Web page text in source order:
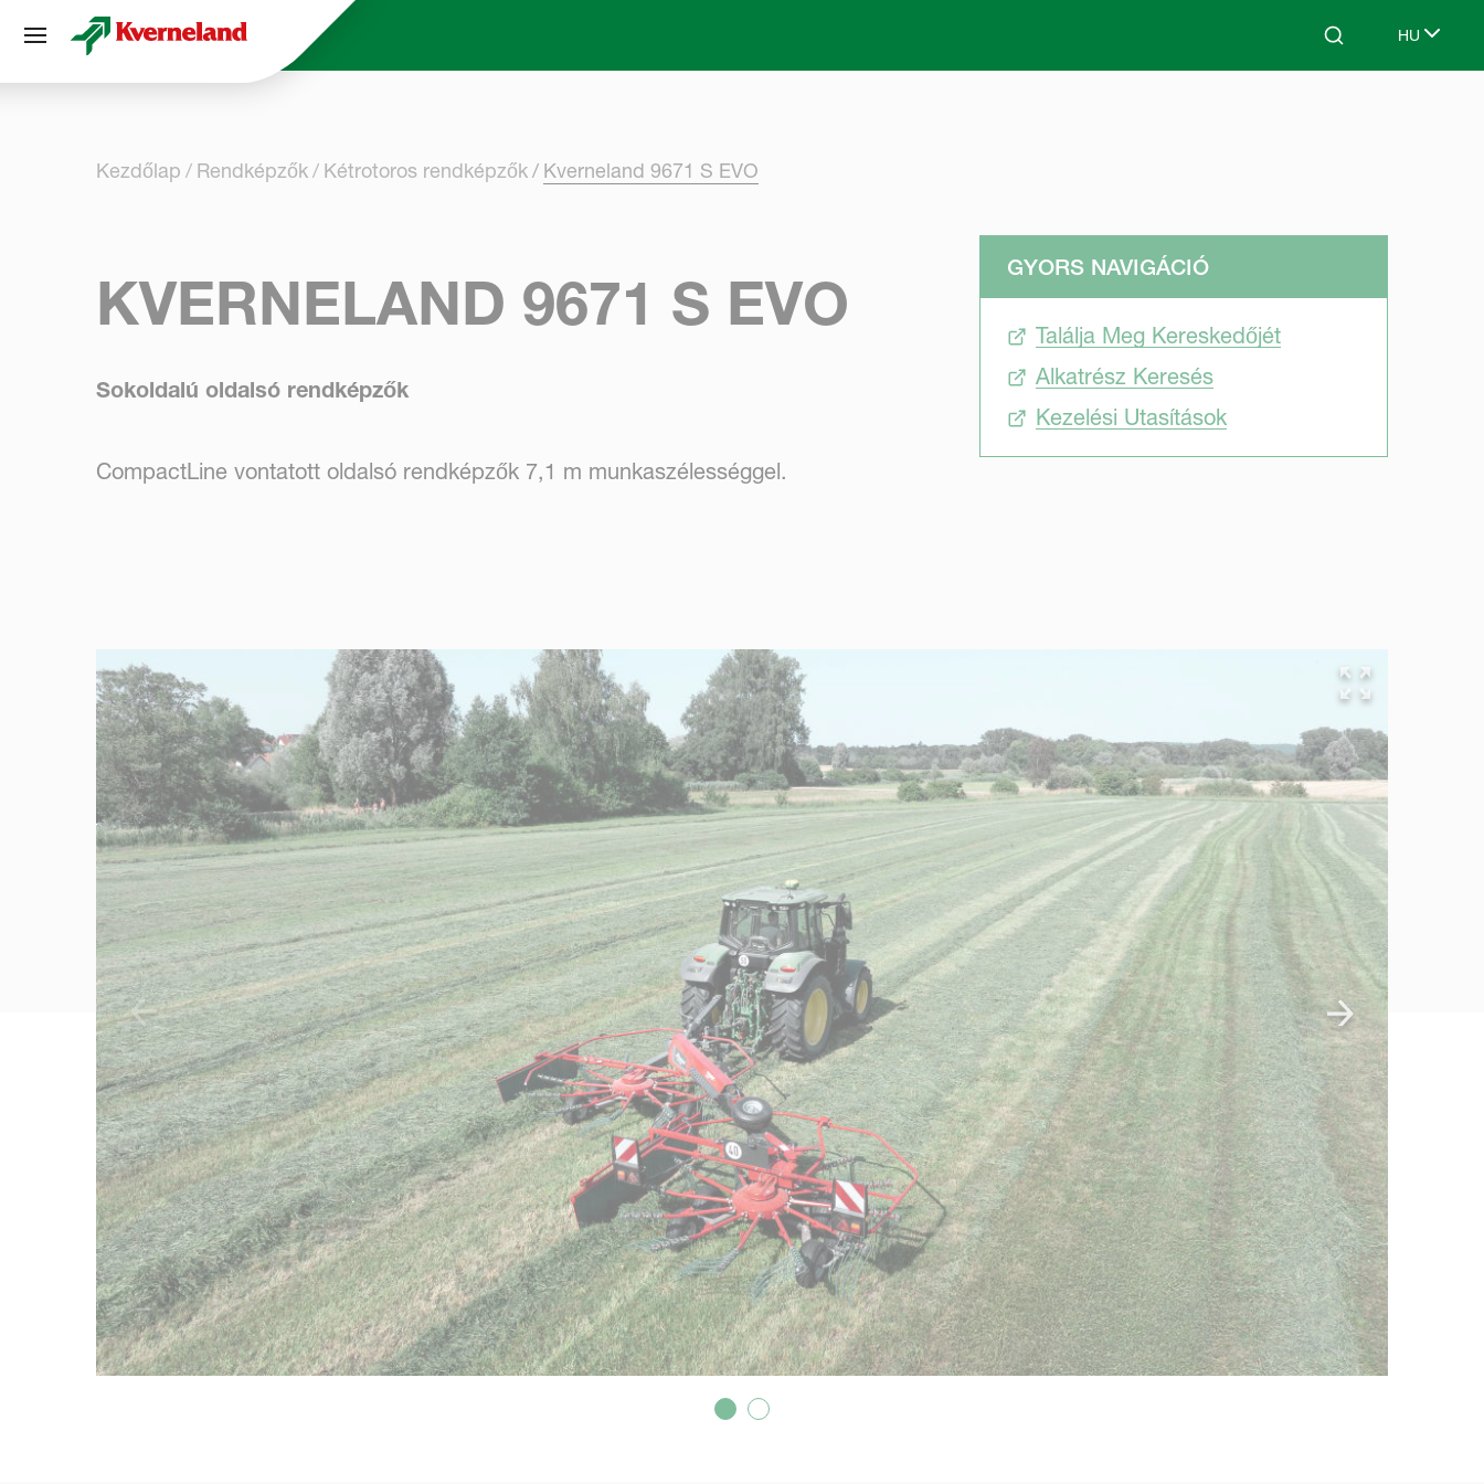
Search HU
Select
Kezdőlap Rendképzők Kétrotoros rendképzők Kverneland 9671 S EVO
KVERNELAND 9671 S EVO
Sokoldalú oldalsó rendképzők
CompactLine vontatott oldalsó rendképzők 7,1 m munkaszélességgel.
GYORS NAVIGÁCIÓ
Találja Meg Kereskedőjét
Alkatrész Keresés
Kezelési Utasítások
Süti preferenciák